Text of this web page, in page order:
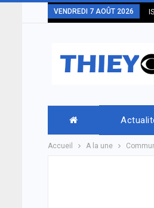
VENDREDI 7 AOÛT 2026
Accueil A la une